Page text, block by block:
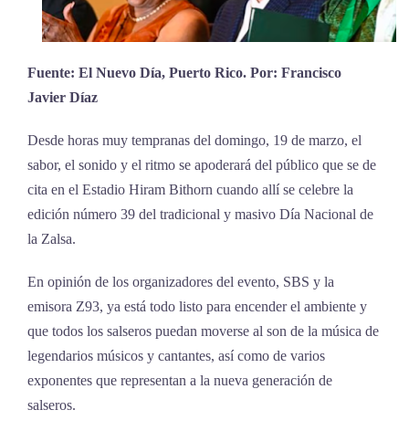
Fuente: El Nuevo Día, Puerto Rico. Por: Francisco
Javier Díaz
Desde horas muy tempranas del domingo, 19 de marzo, el
sabor, el sonido y el ritmo se apoderará del público que se de
cita en el Estadio Hiram Bithorn cuando allí se celebre la
edición número 39 del tradicional y masivo Día Nacional de
la Zalsa.
En opinión de los organizadores del evento, SBS y la
emisora Z93, ya está todo listo para encender el ambiente y
que todos los salseros puedan moverse al son de la música de
legendarios músicos y cantantes, así como de varios
exponentes que representan a la nueva generación de
salseros.